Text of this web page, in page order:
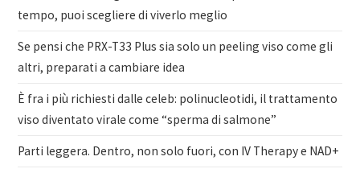
tempo, puoi scegliere di viverlo meglio
Se pensi che PRX-T33 Plus sia solo un peeling viso come gli
altri, preparati a cambiare idea
È fra i più richiesti dalle celeb: polinucleotidi, il trattamento
viso diventato virale come “sperma di salmone”
Parti leggera. Dentro, non solo fuori, con IV Therapy e NAD+